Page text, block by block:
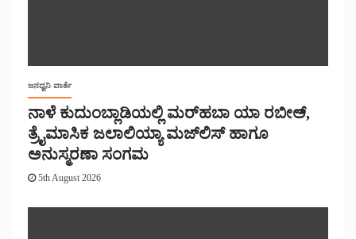
ಜನಧ್ವನಿ ವಾರ್ತೆ
ನಾಳೆ ಕುದುಂಬ್ಲಾಡಿಯಲ್ಲಿ ಮರ್‌‌ಹಬಾ ಯಾ ರಬೀಅ್,
ತ್ರೈಮಾಸಿಕ ಜಲಾಲಿಯ್ಯಾ ಮಜ್‌‌ಲಿಸ್‌‌ ಹಾಗೂ
ಅನುಸ್ಮರಣಾ ಸಂಗಮ
5th August 2026